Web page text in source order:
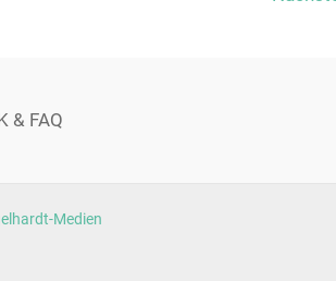
& FAQ
Medien